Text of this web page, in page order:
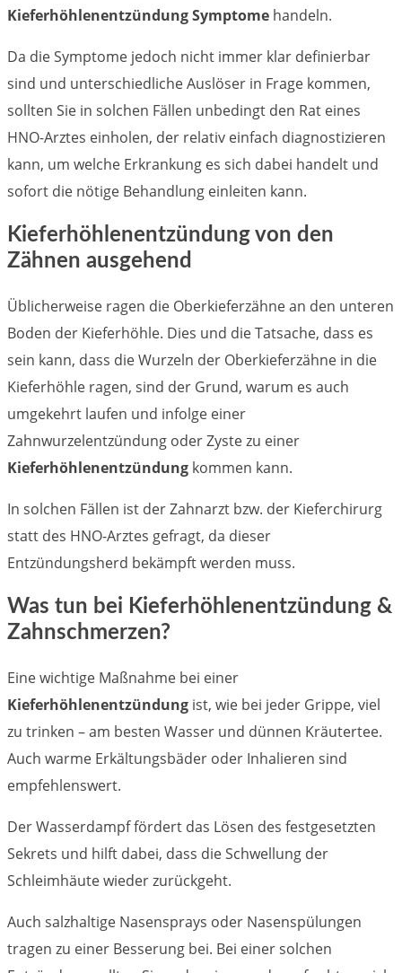
Kieferhöhlenentzündung Symptome handeln.
Da die Symptome jedoch nicht immer klar definierbar
sind und unterschiedliche Auslöser in Frage kommen,
sollten Sie in solchen Fällen unbedingt den Rat eines
HNO-Arztes einholen, der relativ einfach diagnostizieren
kann, um welche Erkrankung es sich dabei handelt und
sofort die nötige Behandlung einleiten kann.
Kieferhöhlenentzündung von den
Zähnen ausgehend
Üblicherweise ragen die Oberkieferzähne an den unteren
Boden der Kieferhöhle. Dies und die Tatsache, dass es
sein kann, dass die Wurzeln der Oberkieferzähne in die
Kieferhöhle ragen, sind der Grund, warum es auch
umgekehrt laufen und infolge einer
Zahnwurzelentzündung oder Zyste zu einer
Kieferhöhlenentzündung kommen kann.
In solchen Fällen ist der Zahnarzt bzw. der Kieferchirurg
statt des HNO-Arztes gefragt, da dieser
Entzündungsherd bekämpft werden muss.
Was tun bei Kieferhöhlenentzündung &
Zahnschmerzen?
Eine wichtige Maßnahme bei einer
Kieferhöhlenentzündung ist, wie bei jeder Grippe, viel
zu trinken – am besten Wasser und dünnen Kräutertee.
Auch warme Erkältungsbäder oder Inhalieren sind
empfehlenswert.
Der Wasserdampf fördert das Lösen des festgesetzten
Sekrets und hilft dabei, dass die Schwellung der
Schleimhäute wieder zurückgeht.
Auch salzhaltige Nasensprays oder Nasenspülungen
tragen zu einer Besserung bei. Bei einer solchen